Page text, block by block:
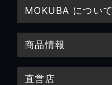
MOKUBA について
商品情報
直営店